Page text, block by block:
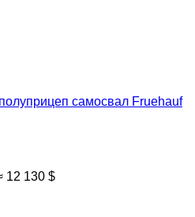
полуприцеп самосвал Fruehauf
12 130 $